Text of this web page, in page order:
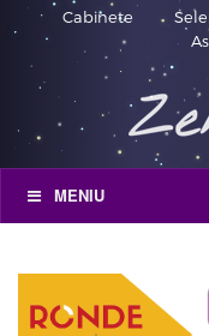
Cabinete
MENIU